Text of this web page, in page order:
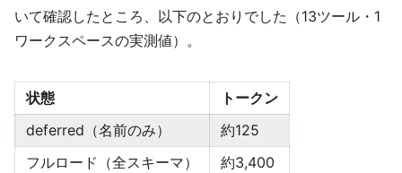
いて確認したところ、以下のとおりでした（13ツール・1
ワークスペースの実測値）。
状態
トークン
deferred（名前のみ）
約125
フルロード（全スキーマ）
約3,400